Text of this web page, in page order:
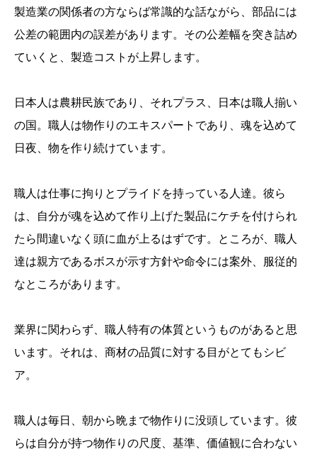
製造業の関係者の方ならば常識的な話ながら、部品には
公差の範囲内の誤差があります。その公差幅を突き詰め
ていくと、製造コストが上昇します。
日本人は農耕民族であり、それプラス、日本は職人揃い
の国。職人は物作りのエキスパートであり、魂を込めて
日夜、物を作り続けています。
職人は仕事に拘りとプライドを持っている人達。彼ら
は、自分が魂を込めて作り上げた製品にケチを付けられ
たら間違いなく頭に血が上るはずです。ところが、職人
達は親方であるボスが示す方針や命令には案外、服従的
なところがあります。
業界に関わらず、職人特有の体質というものがあると思
います。それは、商材の品質に対する目がとてもシビ
ア。
職人は毎日、朝から晩まで物作りに没頭しています。彼
らは自分が持つ物作りの尺度、基準、価値観に合わない